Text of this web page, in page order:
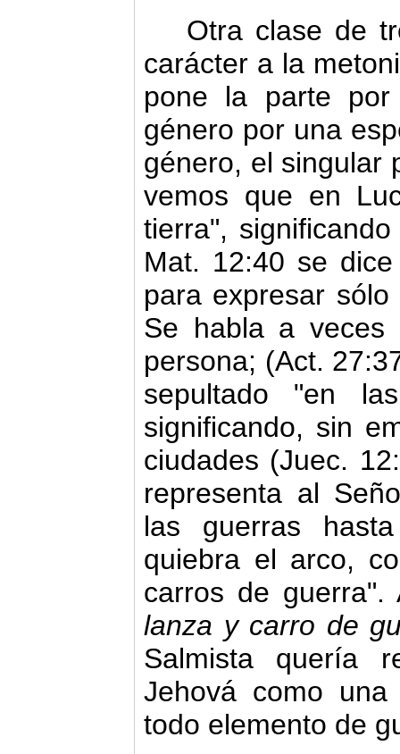
Otra clase de
carácter a la
pone la parte
género por una
género, el singular
vemos que en
tierra",
Mat. 12:40 se
para expresar
Se habla a veces
perso­na; (Act.
sepultado "en
significando, sin
ciudades (Juec.
representa al
las guerras
quiebra el arco,
carros de
lanza y carro de
Salmista quería
Jehová como una
todo elemento de